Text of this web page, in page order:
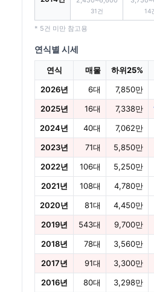
31건 14
* 5건 미만 참고용
연식별 시세
연식 매물 하위25%
2026년
6대 7,850만
2025년
16대 7,338만
2024년
40대 7,062만
2023년
71대 5,850만
2022년
106대 5,250만
2021년
108대 4,780만
2020년
81대 4,450만
2019년
543대 9,700만
2018년
78대 3,560만
2017년
91대 3,300만
2016년
80대 3,298만